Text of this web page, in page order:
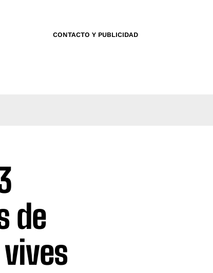
CONTACTO Y PUBLICIDAD
de